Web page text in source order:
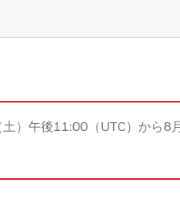
）午後11:00（UTC）から8